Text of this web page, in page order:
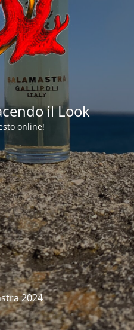
il Look
online!
2024